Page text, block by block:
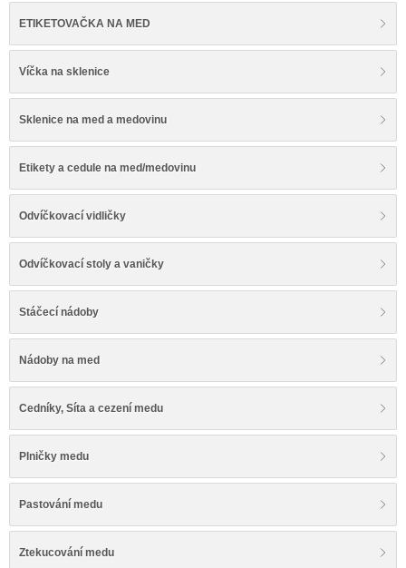
ETIKETOVAČKA NA MED
Víčka na sklenice
Sklenice na med a medovinu
Etikety a cedule na med/medovinu
Odvíčkovací vidličky
Odvíčkovací stoly a vaničky
Stáčecí nádoby
Nádoby na med
Cedníky, Síta a cezení medu
Plničky medu
Pastování medu
Ztekucování medu